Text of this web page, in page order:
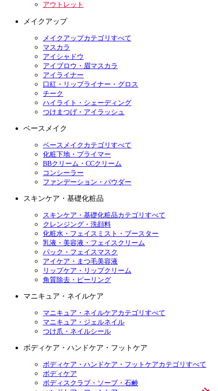
アウトレット
メイクアップ
メイクアップカテゴリすべて
マスカラ
アイシャドウ
アイブロウ・眉マスカラ
アイライナー
口紅・リップライナー・グロス
チーク
ハイライト・シェーディング
つけまつげ・アイラッシュ
ベースメイク
ベースメイクカテゴリすべて
化粧下地・プライマー
BBクリーム・CCクリーム
コンシーラー
ファンデーション・パウダー
スキンケア・基礎化粧品
スキンケア・基礎化粧品カテゴリすべて
クレンジング・洗顔料
化粧水・フェイスミスト・ブースター
乳液・美容液・フェイスクリーム
パック・フェイスマスク
アイケア・まつ毛美容液
リップケア・リップクリーム
角質除去・ピーリング
マニキュア・ネイルケア
マニキュア・ネイルケアカテゴリすべて
マニキュア・ジェルネイル
つけ爪・ネイルシール
ボディケア・ハンドケア・フットケア
ボディケア・ハンドケア・フットケアカテゴリすべて
ボディケア
ボディスクラブ・ソープ・石鹸